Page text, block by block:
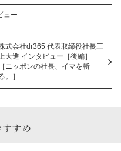
ュー
式会社dr365 代表取締役社長三
上大進 インタビュー［後編］
［ニッポンの社長、イマを斬
。］
すすめ